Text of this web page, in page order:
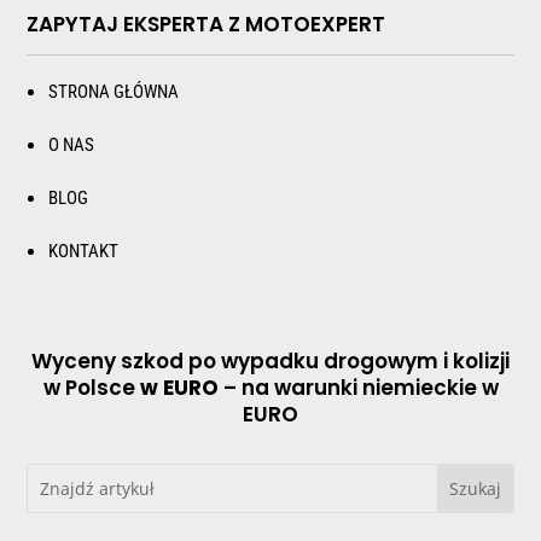
ZAPYTAJ EKSPERTA Z MOTOEXPERT
STRONA GŁÓWNA
O NAS
BLOG
KONTAKT
Wyceny szkod po wypadku drogowym i kolizji
w Polscew EURO – na warunki niemieckie w
EURO